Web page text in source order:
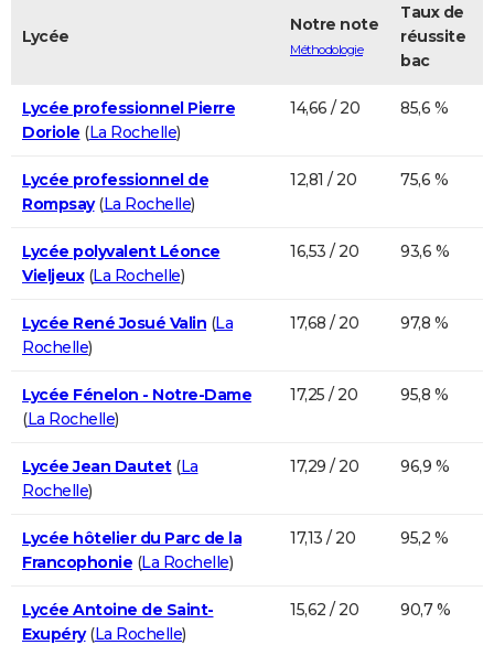
Lycée
Notre note
Méthodologie
Taux de
réussite
bac
Lycée professionnel Pierre
Doriole (La Rochelle)
14,66 / 20 85,6 %
Lycée professionnel de
Rompsay(La Rochelle)
12,81 / 20 75,6 %
Lycée polyvalent Léonce
Vieljeux(La Rochelle)
16,53 / 20 93,6 %
Lycée René Josué Valin (La
Rochelle)
17,68 / 20 97,8 %
Lycée Fénelon - Notre-Dame
(La Rochelle)
17,25 / 20 95,8 %
Lycée Jean Dautet(La
Rochelle)
17,29 / 20 96,9 %
Lycée hôtelier du Parc de la
Francophonie (La Rochelle)
17,13 / 20 95,2 %
Lycée Antoine de Saint-
Exupéry(La Rochelle)
15,62 / 20 90,7 %